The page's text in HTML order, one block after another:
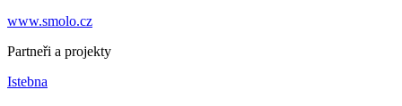
www.smolo.cz
Partneři a projekty
Istebna